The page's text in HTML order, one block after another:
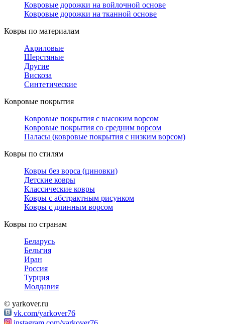
Ковровые дорожки на войлочной основе
Ковровые дорожки на тканной основе
Ковры по материалам
Акриловые
Шерстяные
Другие
Вискоза
Синтетические
Ковровые покрытия
Ковровые покрытия с высоким ворсом
Ковровые покрытия со средним ворсом
Паласы (ковровые покрытия с низким ворсом)
Ковры по стилям
Ковры без ворса (циновки)
Детские ковры
Классические ковры
Ковры с абстрактным рисунком
Ковры с длинным ворсом
Ковры по странам
Беларусь
Бельгия
Иран
Россия
Турция
Молдавия
© yarkover.ru
vk.com/yarkover76